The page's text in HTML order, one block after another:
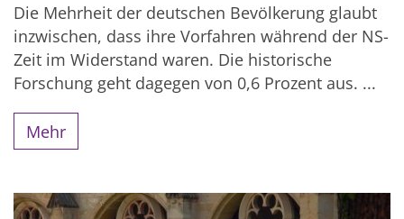
Die Mehrheit der deutschen Bevölkerung glaubt
inzwischen, dass ihre Vorfahren während der NS-
Zeit im Widerstand waren. Die historische
Forschung geht dagegen von 0,6 Prozent aus. ...
Mehr